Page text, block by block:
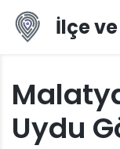
İlçe
Uydu